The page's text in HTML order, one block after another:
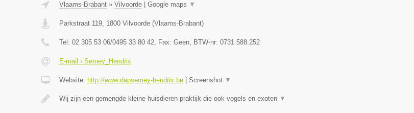
Vlaams-Brabant» Vilvoorde| Google maps ▼
Parkstraat 119, 1800 Vilvoorde(Vlaams-Brabant)
Tel: 02 305 53 06/0495 33 80 42, Fax: Geen, BTW-nr: 0731.588.252
E-mail › Semey_Hendrix
Website: http://www.dapsemey-hendrix.be| Screenshot ▼
Wij zijn een gemengde kleine huisdieren praktijk die ook vogels en exoten ▼